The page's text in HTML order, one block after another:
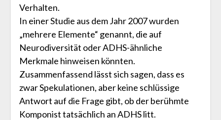
Verhalten.
In einer Studie aus dem Jahr 2007 wurden
„mehrere Elemente“ genannt, die auf
Neurodiversität oder ADHS-ähnliche
Merkmale hinweisen könnten.
Zusammenfassend lässt sich sagen, dass es
zwar Spekulationen, aber keine schlüssige
Antwort auf die Frage gibt, ob der berühmte
Komponist tatsächlich an ADHS litt.